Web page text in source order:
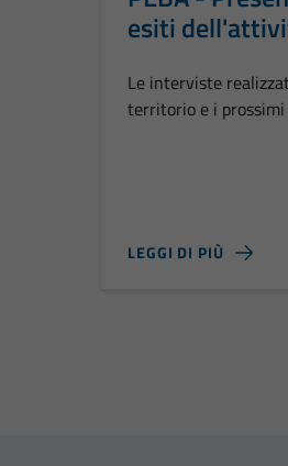
esiti
Le interviste
territorio e i
LEGGI DI PIÙ